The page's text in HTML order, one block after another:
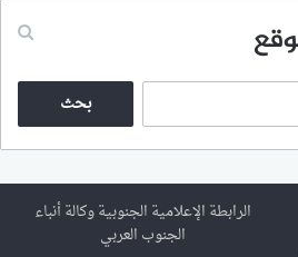
ث
ع
ن
الرابطة الإعلامية الجنوبية وكالة أنباء
الجنوب العربي